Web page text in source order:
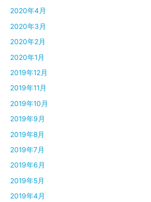
2020年4月
2020年3月
2020年2月
2020年1月
2019年12月
2019年11月
2019年10月
2019年9月
2019年8月
2019年7月
2019年6月
2019年5月
2019年4月